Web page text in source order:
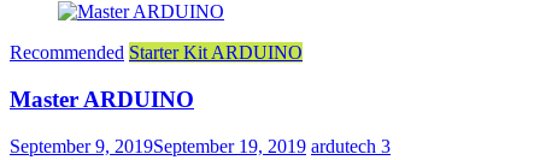
Recommended Starter Kit ARDUINO
Master ARDUINO
September 9, 2019September 19, 2019 ardutech 3